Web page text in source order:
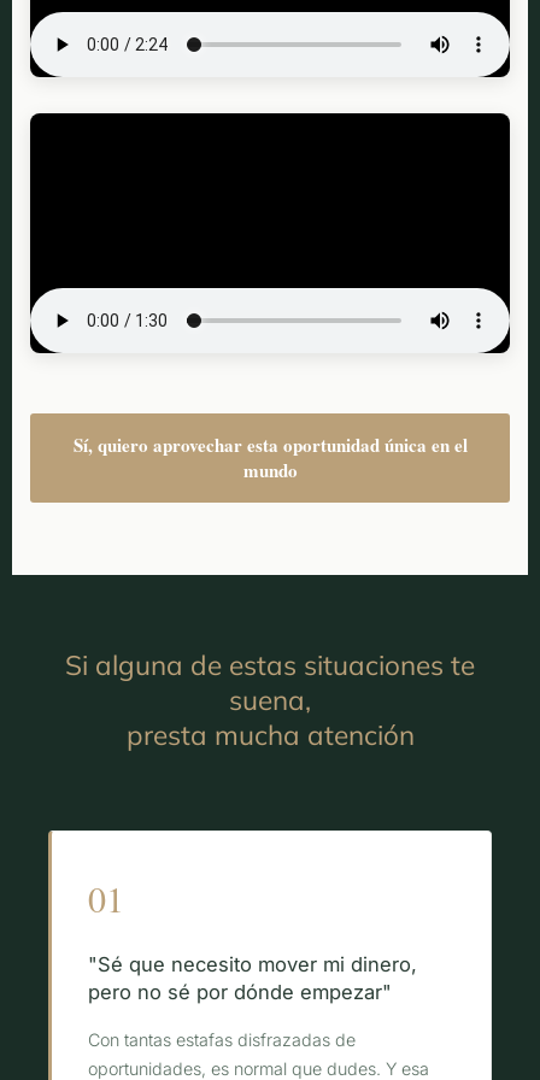
Sí, quiero aprovechar esta oportunidad única en el
mundo
Si alguna de estas situaciones te
suena,
presta mucha atención
01
"Sé que necesito mover mi dinero,
pero no sé por dónde empezar"
Con tantas estafas disfrazadas de
oportunidades, es normal que dudes. Y esa